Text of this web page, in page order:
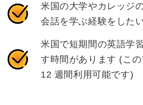
米国の大学やカレッジ
会話を学ぶ経験をした
米国で短期間の英語学
す時間があります (こ
12 週間利用可能です)